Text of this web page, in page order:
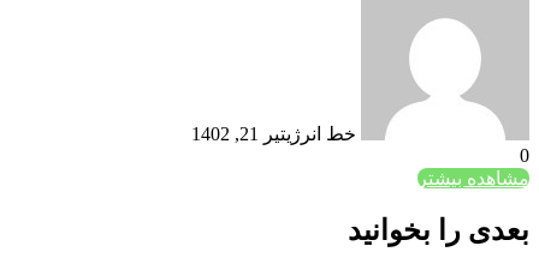
خط انرژیتیر 21, 1402
0
مشاهده بیشتر
بعدی را بخوانید